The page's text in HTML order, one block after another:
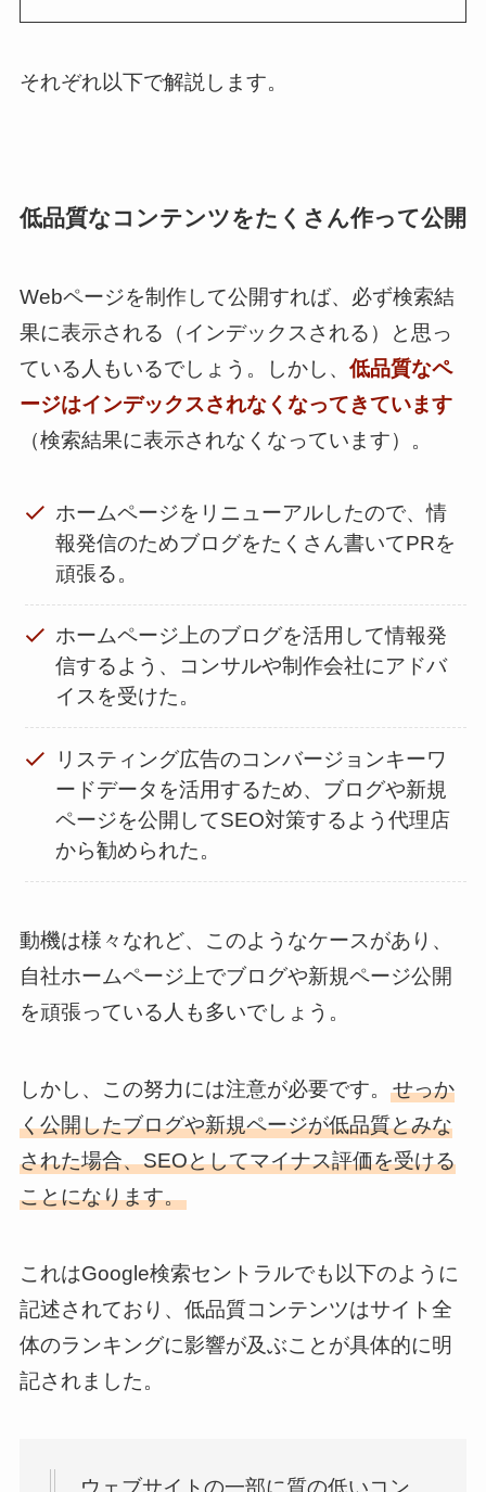
それぞれ以下で解説します。
低品質なコンテンツをたくさん作って公開
Webページを制作して公開すれば、必ず検索結
果に表示される（インデックスされる）と思っ
ている人もいるでしょう。しかし、 低品質なペ
ージはインデックスされなくなってきています
（検索結果に表示されなくなっています）。
ホームページをリニューアルしたので、情
報発信のためブログをたくさん書いてPRを
頑張る。
ホームページ上のブログを活用して情報発
信するよう、コンサルや制作会社にアドバ
イスを受けた。
リスティング広告のコンバージョンキーワ
ードデータを活用するため、ブログや新規
ページを公開してSEO対策するよう代理店
から勧められた。
動機は様々なれど、このようなケースがあり、
自社ホームページ上でブログや新規ページ公開
を頑張っている人も多いでしょう。
しかし、この努力には注意が必要です。 せっか
く公開したブログや新規ページが低品質とみな
された場合、SEOとしてマイナス評価を受ける
ことになります。
これはGoogle検索セントラルでも以下のように
記述されており、低品質コンテンツはサイト全
体のランキングに影響が及ぶことが具体的に明
記されました。